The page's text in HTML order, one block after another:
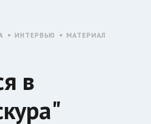
ИНТЕРВЬЮ МАТЕРИАЛ
в